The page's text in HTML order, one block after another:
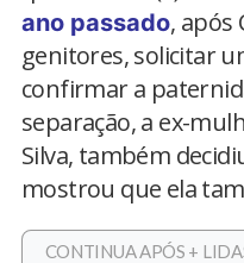
ano passado, após
genitores, solicitar
confirmar a
separação, a ex-
Silva, também
mostrou que ela
CONTINUA APÓS +